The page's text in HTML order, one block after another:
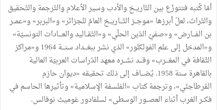
أمّا كُتبه فتتوزّع بين التّاريــخ والأدب وسير الأعلام والتّرجمة والتّحقيق
والتّراث، لعلّ أبرزها «موجــز التّـــاريــخ العامّ للجزائر» و«البربر» و«عمــر
بن الفـــارض» و«صفيّ الدّين الحلّي» و«التّقــاليد والعــــادات التونسيّة»
و«المدخل إلى علم الفولكلور» الذي نشر ببغـــداد سنـــة 1964 و«مراكز
الثّقافة في المغـــرب» وقـــد نشــره معهد الدّراسات العربيّة العالية
بالقاهرة سنة 1958. يُضـــاف إلى ذلك تحقيقه «ديوان حازم
القرطاجنّي»، وترجمة كتاب «الفلسفة الإسلامية» وتأثيرها الحاسم في
فكــر الغرب أثناء العصــور الوسطى» لسلفادور غوميث نوفالس.